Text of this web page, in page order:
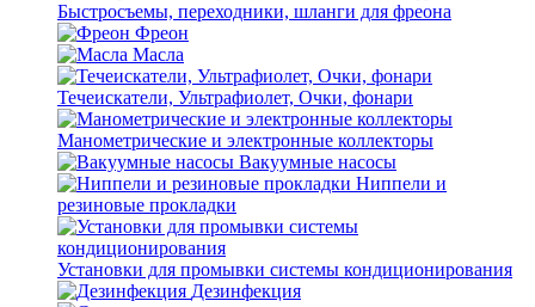
Быстросъемы, переходники, шланги для фреона
Фреон
Масла
Течеискатели, Ультрафиолет, Очки, фонари
Манометрические и электронные коллекторы
Вакуумные насосы
Ниппели и
резиновые прокладки
Установки для промывки системы кондиционирования
Дезинфекция